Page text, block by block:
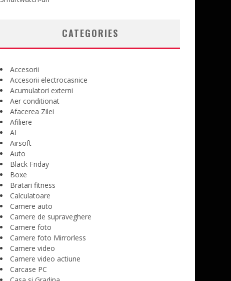
CATEGORIES
Accesorii
Accesorii electrocasnice
Acumulatori externi
Aer conditionat
Afacerea Zilei
Afiliere
AI
Airsoft
Auto
Black Friday
Boxe
Bratari fitness
Calculatoare
Camere auto
Camere de supraveghere
Camere foto
Camere foto Mirrorless
Camere video
Camere video actiune
Carcase PC